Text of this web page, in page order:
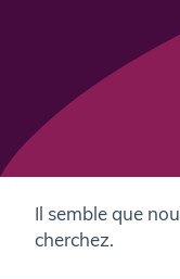
Il semble que
cherchez.